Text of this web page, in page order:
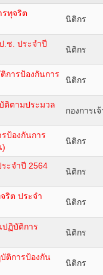
รทุจริต
นิติกร
.ช. ประจำปี
นิติกร
การป้องกันการ
นิติกร
ติตามประมวล
กองการเ
ป้องกันการ
)
นิติกร
ะจำปี 2564
นิติกร
ริต ประจำ
นิติกร
ปฏิบัติการ
นิติกร
ติการป้องกัน
นิติกร